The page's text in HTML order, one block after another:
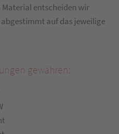
entscheiden wir
auf das jeweilige
gewähren: